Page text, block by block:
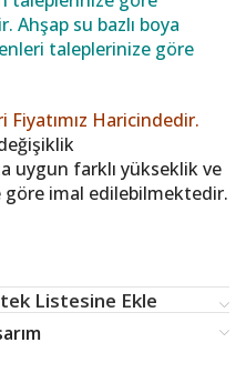
su bazlı boya
taleplerinize göre
Haricindedir.
uygun farklı yükseklik ve
göre imal edilebilmektedir.
Listesine Ekle